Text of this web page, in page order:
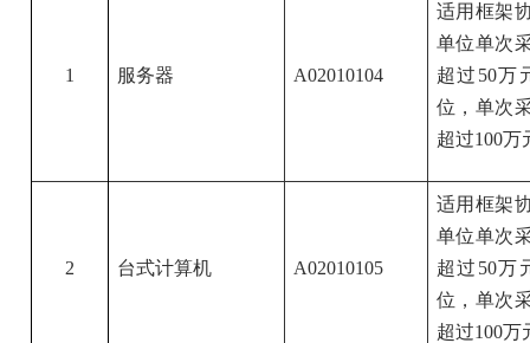
1 服务器 A02010104
适用框架
单位单次
超过50万
位，单次
超过100万
2 台式计算机 A02010105
适用框架
单位单次
超过50万
位，单次
超过100万